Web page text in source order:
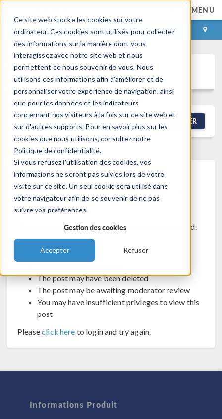
Ce site web stocke les cookies sur votre
ordinateur. Ces cookies sont utilisés pour collecter
des informations sur la manière dont vous
interagissez avec notre site web et nous
permettent de nous souvenir de vous. Nous
utilisons ces informations afin d'améliorer et de
personnaliser votre expérience de navigation, ainsi
que pour les données et les indicateurs
concernant nos visiteurs à la fois sur ce site web et
sur d'autres supports. Pour en savoir plus sur les
cookies que nous utilisons, consultez notre
Politique de confidentialité.
Si vous refusez l'utilisation des cookies, vos
informations ne seront pas suivies lors de votre
visite sur ce site. Un seul cookie sera utilisé dans
votre navigateur afin de se souvenir de ne pas
suivre vos préférences.
Gestion des cookies
Accepter Refuser
MENU
CONNEXION CONTACT
Discussion Forum
FILTRER
This forum post cannot be
viewed
The post you are trying to view cannot be displayed.
Possible reasons:
The post may have been deleted
The post may be awaiting moderator review
You may have insufficient privleges to view this
post
Pleaseclick here to login and try again.
Informations Produit